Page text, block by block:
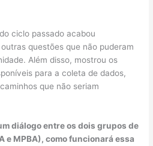
ciclo passado acabou
questões que não puderam
Além disso, mostrou os
para a coleta de dados,
que não seriam
diálogo entre os dois grupos de
e MPBA), como funcionará essa